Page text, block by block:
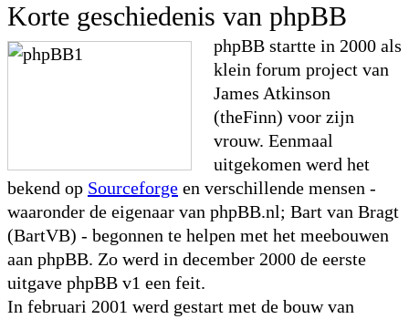
Korte geschiedenis van phpBB
phpBB startte in 2000 als
klein forum project van
James Atkinson
(theFinn) voor zijn
vrouw. Eenmaal
uitgekomen werd het
bekend op Sourceforge en verschillende mensen -
waaronder de eigenaar van phpBB.nl; Bart van Bragt
(BartVB) - begonnen te helpen met het meebouwen
aan phpBB. Zo werd in december 2000 de eerste
uitgave phpBB v1 een feit.
In februari 2001 werd gestart met de bouw van